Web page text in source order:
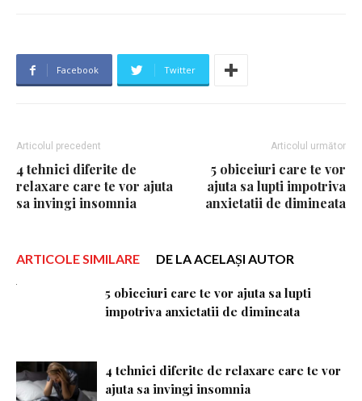
Facebook Twitter
Articolul precedent
4 tehnici diferite de
relaxare care te vor ajuta
sa invingi insomnia
Articolul următor
5 obiceiuri care te vor
ajuta sa lupti impotriva
anxietatii de dimineata
ARTICOLE SIMILARE DE LA ACELAȘI AUTOR
5 obiceiuri care te vor ajuta sa lupti
impotriva anxietatii de dimineata
4 tehnici diferite de relaxare care te vor
ajuta sa invingi insomnia